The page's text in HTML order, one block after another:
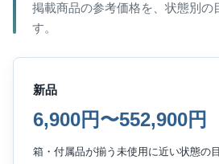
掲載商品の参考価格を、状態別の
す。
新品
6,900円〜552,900円
箱・付属品が揃う未使用に近い状態の